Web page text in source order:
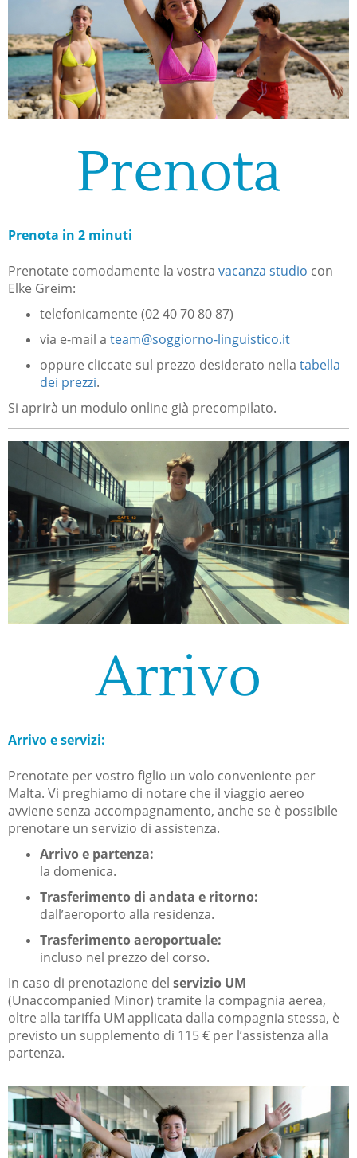
Prenota
Prenota in 2 minuti
Prenotate comodamente la vostra vacanza studio con
Elke Greim:
telefonicamente (02 40 70 80 87)
via e-mail a team@soggiorno-linguistico.it
oppure cliccate sul prezzo desiderato nella tabella
dei prezzi.
Si aprirà un modulo online già precompilato.
Arrivo
Arrivo e servizi:
Prenotate per vostro figlio un volo conveniente per
Malta. Vi preghiamo di notare che il viaggio aereo
avviene senza accompagnamento, anche se è possibile
prenotare un servizio di assistenza.
Arrivo e partenza:
la domenica.
Trasferimento di andata e ritorno:
dall’aeroporto alla residenza.
Trasferimento aeroportuale:
incluso nel prezzo del corso.
In caso di prenotazione del servizio UM
(Unaccompanied Minor) tramite la compagnia aerea,
oltre alla tariffa UM applicata dalla compagnia stessa, è
previsto un supplemento di 115 € per l’assistenza alla
partenza.